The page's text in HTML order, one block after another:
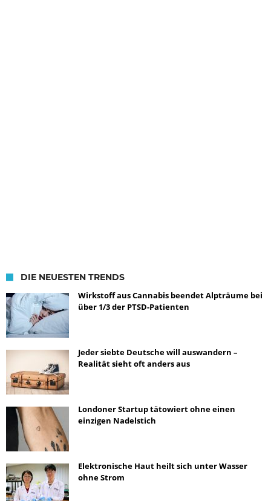
DIE NEUESTEN TRENDS
Wirkstoff aus Cannabis beendet Alpträume bei
über 1/3 der PTSD-Patienten
Jeder siebte Deutsche will auswandern –
Realität sieht oft anders aus
Londoner Startup tätowiert ohne einen
einzigen Nadelstich
Elektronische Haut heilt sich unter Wasser
ohne Strom